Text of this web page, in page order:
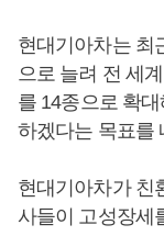
현대기아차는 최
으로 늘려 전 세
를 14종으로 확
하겠다는 목표를
현대기아차가 친
사들이 고성장세